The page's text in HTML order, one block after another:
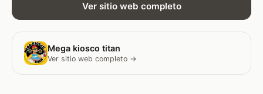
Ver sitio web completo
Mega kiosco titan
Ver sitio web completo →